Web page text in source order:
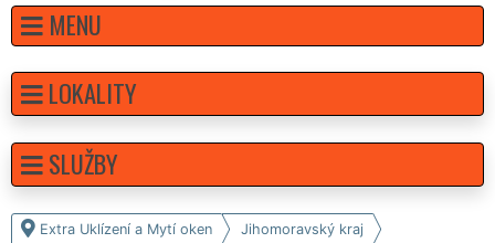
MENU
Extra Uklízení a Mytí oken Jihomoravský kraj
LOKALITY
SLUŽBY